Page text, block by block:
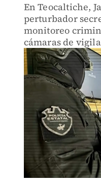
En Teocaltiche,
perturbador
monitoreo
cámaras de
delincuentes
estratégicos del